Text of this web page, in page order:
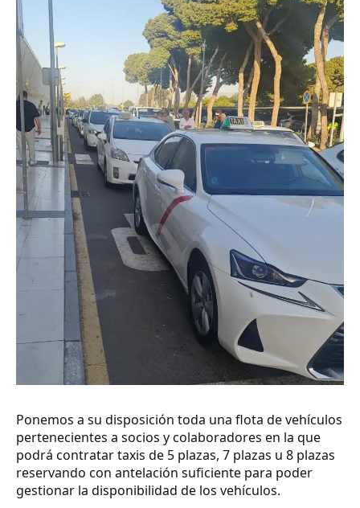
Ponemos a su disposición toda una flota de vehículos
pertenecientes a socios y colaboradores en la que
podrá contratar taxis de 5 plazas, 7 plazas u 8 plazas
reservando con antelación suficiente para poder
gestionar la disponibilidad de los vehículos.